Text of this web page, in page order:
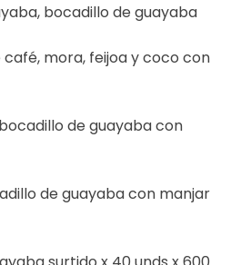
bocadillo de guayaba
mora, feijoa y coco con
de guayaba con
de guayaba con manjar